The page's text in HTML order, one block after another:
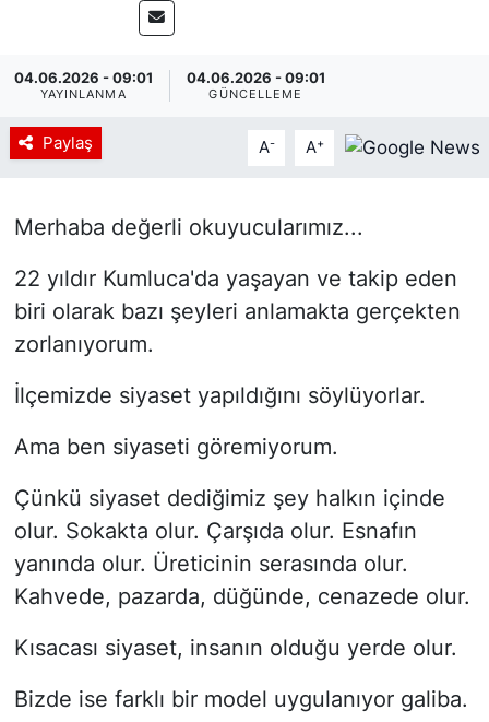
04.06.2026 - 09:01
YAYINLANMA
04.06.2026 - 09:01
GÜNCELLEME
Paylaş A- A+
Merhaba değerli okuyucularımız...
22 yıldır Kumluca'da yaşayan ve takip eden
biri olarak bazı şeyleri anlamakta gerçekten
zorlanıyorum.
İlçemizde siyaset yapıldığını söylüyorlar.
Ama ben siyaseti göremiyorum.
Çünkü siyaset dediğimiz şey halkın içinde
olur. Sokakta olur. Çarşıda olur. Esnafın
yanında olur. Üreticinin serasında olur.
Kahvede, pazarda, düğünde, cenazede olur.
Kısacası siyaset, insanın olduğu yerde olur.
Bizde ise farklı bir model uygulanıyor galiba.